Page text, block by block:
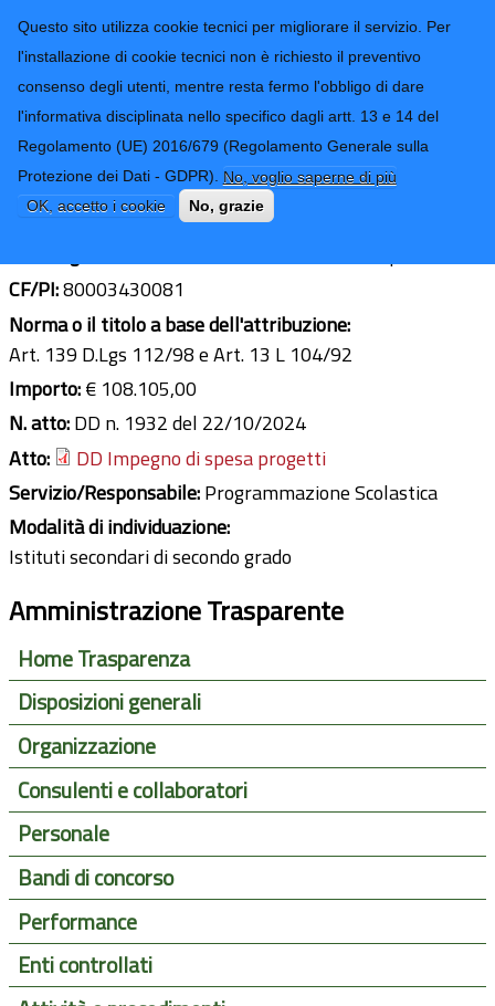
Questo sito utilizza cookie tecnici per migliorare il servizio. Per
l'installazione di cookie tecnici non è richiesto il preventivo
consenso degli utenti, mentre resta fermo l'obbligo di dare
l'informativa disciplinata nello specifico dagli artt. 13 e 14 del
Regolamento (UE) 2016/679 (Regolamento Generale sulla
Protezione dei Dati - GDPR). No, voglio saperne di più
OK, accetto i cookie
No, grazie
Provincia di
Imperia
CONTATTI-URP
TRASPARENZA
Form di ricerca
I.I.S. "G. Ruffini"
Ultimo aggiornamento: 05/11/2025 - 08:42
CF/PI:80003430081
Norma o il titolo a base dell'attribuzione:
Art. 139 D.Lgs 112/98 e Art. 13 L 104/92
Importo:€ 108.105,00
N. atto:DD n. 1932 del 22/10/2024
Atto:
DD Impegno di spesa progetti
Servizio/Responsabile:Programmazione Scolastica
Modalità di individuazione:
Istituti secondari di secondo grado
Amministrazione Trasparente
Home Trasparenza
Disposizioni generali
Organizzazione
Consulenti e collaboratori
Personale
Bandi di concorso
Performance
Enti controllati